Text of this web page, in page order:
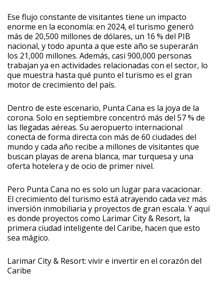
Ese flujo constante de visitantes tiene un impacto
enorme en la economía: en 2024, el turismo generó
más de 20,500 millones de dólares, un 16 % del PIB
nacional, y todo apunta a que este año se superarán
los 21,000 millones. Además, casi 900,000 personas
trabajan ya en actividades relacionadas con el sector, lo
que muestra hasta qué punto el turismo es el gran
motor de crecimiento del país.
Dentro de este escenario, Punta Cana es la joya de la
corona. Solo en septiembre concentró más del 57 % de
las llegadas aéreas. Su aeropuerto internacional
conecta de forma directa con más de 60 ciudades del
mundo y cada año recibe a millones de visitantes que
buscan playas de arena blanca, mar turquesa y una
oferta hotelera y de ocio de primer nivel.
Pero Punta Cana no es solo un lugar para vacacionar.
El crecimiento del turismo está atrayendo cada vez más
inversión inmobiliaria y proyectos de gran escala. Y aquí
es donde proyectos como Larimar City & Resort, la
primera ciudad inteligente del Caribe, hacen que esto
sea mágico.
Larimar City & Resort: vivir e invertir en el corazón del
Caribe